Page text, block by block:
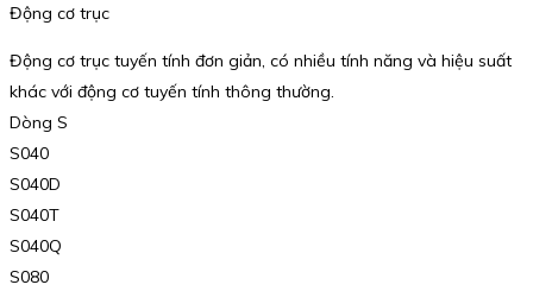
Động cơ trục
Động cơ trục tuyến tính đơn giản, có nhiều tính năng và hiệu suất
khác với động cơ tuyến tính thông thường.
Dòng S
S040
S040D
S040T
S040Q
S080